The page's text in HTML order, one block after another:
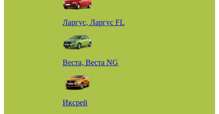
Ларгус, Ларгус FL
Веста, Веста NG
Иксрей